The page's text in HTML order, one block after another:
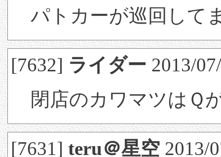
パトカーが巡回して
[7632] ライダー 2013/
閉店のカワマツはＱ
[7631]teru＠星空 2013/